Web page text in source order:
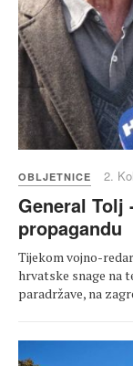
OBLJETNICE 2.
General
propagandu
Tijekom vojno-
hrvatske snage na
paradržave, na